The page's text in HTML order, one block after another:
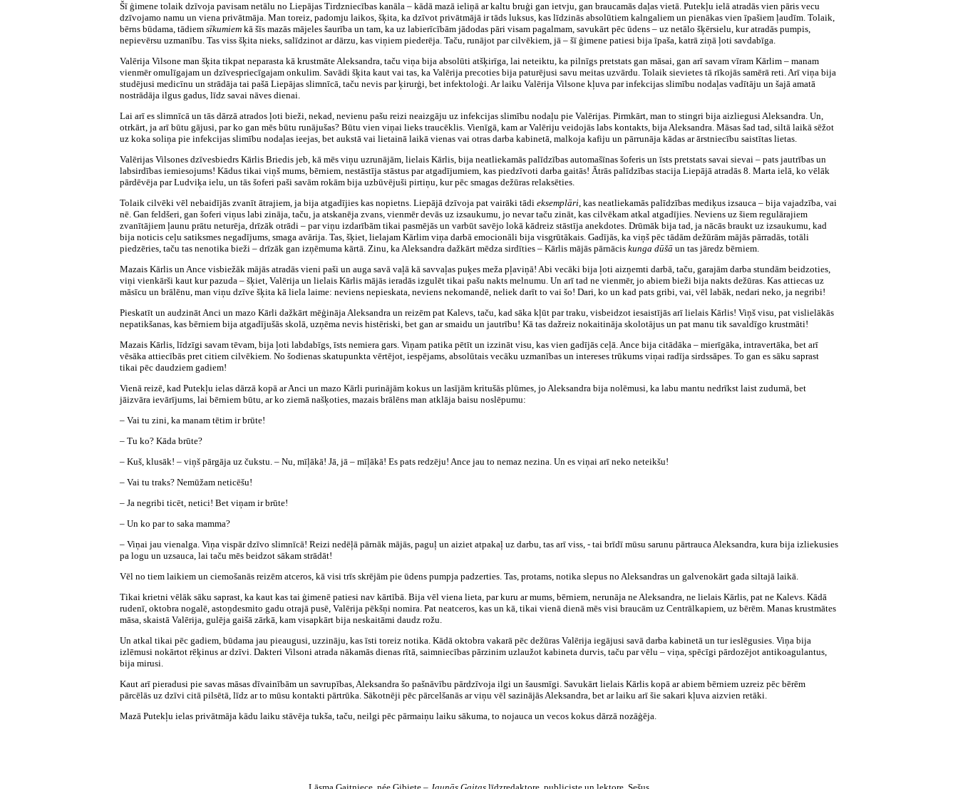
Šī ģimene tolaik dzīvoja pavisam netālu no Liepājas Tirdzniecības kanāla – kādā mazā ieliņā ar kaltu bruģi gan ietvju, gan braucamās daļas vietā. Putekļu ielā atradās vien pāris vecu
dzīvojamo namu un viena privātmāja. Man toreiz, padomju laikos, šķita, ka dzīvot privātmājā ir tāds luksus, kas līdzinās absolūtiem kalngaliem un pienākas vien īpašiem ļaudīm. Tolaik,
bērns būdama, tādiem sīkumiem kā šīs mazās mājeles šaurība un tam, ka uz labierīcībām jādodas pāri visam pagalmam, savukārt pēc ūdens – uz netālo šķērsielu, kur atradās pumpis,
nepievērsu uzmanību. Tas viss šķita nieks, salīdzinot ar dārzu, kas viņiem piederēja. Taču, runājot par cilvēkiem, jā – šī ģimene patiesi bija īpaša, katrā ziņā ļoti savdabīga.
Valērija Vilsone man šķita tikpat neparasta kā krustmāte Aleksandra, taču viņa bija absolūti atšķirīga, lai neteiktu, ka pilnīgs pretstats gan māsai, gan arī savam vīram Kārlim – manam
vienmēr omulīgajam un dzīvespriecīgajam onkulim. Savādi šķita kaut vai tas, ka Valērija precoties bija paturējusi savu meitas uzvārdu. Tolaik sievietes tā rīkojās samērā reti. Arī viņa bija
studējusi medicīnu un strādāja tai pašā Liepājas slimnīcā, taču nevis par ķirurģi, bet infektoloģi. Ar laiku Valērija Vilsone kļuva par infekcijas slimību nodaļas vadītāju un šajā amatā
nostrādāja ilgus gadus, līdz savai nāves dienai.
Lai arī es slimnīcā un tās dārzā atrados ļoti bieži, nekad, nevienu pašu reizi neaizgāju uz infekcijas slimību nodaļu pie Valērijas. Pirmkārt, man to stingri bija aizliegusi Aleksandra. Un,
otrkārt, ja arī būtu gājusi, par ko gan mēs būtu runājušas? Būtu vien viņai lieks traucēklis. Vienīgā, kam ar Valēriju veidojās labs kontakts, bija Aleksandra. Māsas šad tad, siltā laikā sēžot
uz koka soliņa pie infekcijas slimību nodaļas ieejas, bet aukstā vai lietainā laikā vienas vai otras darba kabinetā, malkoja kafiju un pārrunāja kādas ar ārstniecību saistītas lietas.
Valērijas Vilsones dzīvesbiedrs Kārlis Briedis jeb, kā mēs viņu uzrunājām, lielais Kārlis, bija neatliekamās palīdzības automašīnas šoferis un īsts pretstats savai sievai – pats jautrības un
labsirdības iemiesojums! Kādus tikai viņš mums, bērniem, nestāstīja stāstus par atgadījumiem, kas piedzīvoti darba gaitās! Ātrās palīdzības stacija Liepājā atradās 8. Marta ielā, ko vēlāk
pārdēvēja par Ludviķa ielu, un tās šoferi paši savām rokām bija uzbūvējuši pirtiņu, kur pēc smagas dežūras relaksēties.
Tolaik cilvēki vēl nebaidījās zvanīt ātrajiem, ja bija atgadījies kas nopietns. Liepājā dzīvoja pat vairāki tādi eksemplāri, kas neatliekamās palīdzības mediķus izsauca – bija vajadzība, vai
nē. Gan feldšeri, gan šoferi viņus labi zināja, taču, ja atskanēja zvans, vienmēr devās uz izsaukumu, jo nevar taču zināt, kas cilvēkam atkal atgadījies. Neviens uz šiem regulārajiem
zvanītājiem ļaunu prātu neturēja, drīzāk otrādi – par viņu izdarībām tikai pasmējās un varbūt savējo lokā kādreiz stāstīja anekdotes. Drūmāk bija tad, ja nācās braukt uz izsaukumu, kad
bija noticis ceļu satiksmes negadījums, smaga avārija. Tas, šķiet, lielajam Kārlim viņa darbā emocionāli bija visgrūtākais. Gadījās, ka viņš pēc tādām dežūrām mājās pārradās, totāli
piedzēries, taču tas nenotika bieži – drīzāk gan izņēmuma kārtā. Zinu, ka Aleksandra dažkārt mēdza sirdīties – Kārlis mājās pārnācis kunga dūšā un tas jāredz bērniem.
Mazais Kārlis un Ance visbiežāk mājās atradās vieni paši un auga savā vaļā kā savvaļas puķes meža pļaviņā! Abi vecāki bija ļoti aizņemti darbā, taču, garajām darba stundām beidzoties,
viņi vienkārši kaut kur pazuda – šķiet, Valērija un lielais Kārlis mājās ieradās izgulēt tikai pašu nakts melnumu. Un arī tad ne vienmēr, jo abiem bieži bija nakts dežūras. Kas attiecas uz
māsīcu un brālēnu, man viņu dzīve šķita kā liela laime: neviens nepieskata, neviens nekomandē, neliek darīt to vai šo! Dari, ko un kad pats gribi, vai, vēl labāk, nedari neko, ja negribi!
Pieskatīt un audzināt Anci un mazo Kārli dažkārt mēģināja Aleksandra un reizēm pat Kalevs, taču, kad sāka kļūt par traku, visbeidzot iesaistījās arī lielais Kārlis! Viņš visu, pat vislielākās
nepatikšanas, kas bērniem bija atgadījušās skolā, uzņēma nevis histēriski, bet gan ar smaidu un jautrību! Kā tas dažreiz nokaitināja skolotājus un pat manu tik savaldīgo krustmāti!
Mazais Kārlis, līdzīgi savam tēvam, bija ļoti labdabīgs, īsts nemiera gars. Viņam patika pētīt un izzināt visu, kas vien gadījās ceļā. Ance bija citādāka – mierīgāka, intravertāka, bet arī
vēsāka attiecībās pret citiem cilvēkiem. No šodienas skatupunkta vērtējot, iespējams, absolūtais vecāku uzmanības un intereses trūkums viņai radīja sirdssāpes. To gan es sāku saprast
tikai pēc daudziem gadiem!
Vienā reizē, kad Putekļu ielas dārzā kopā ar Anci un mazo Kārli purinājām kokus un lasījām kritušās plūmes, jo Aleksandra bija nolēmusi, ka labu mantu nedrīkst laist zudumā, bet
jāizvāra ievārījums, lai bērniem būtu, ar ko ziemā našķoties, mazais brālēns man atklāja baisu noslēpumu:
– Vai tu zini, ka manam tētim ir brūte!
– Tu ko? Kāda brūte?
– Kuš, klusāk! – viņš pārgāja uz čukstu. – Nu, mīļākā! Jā, jā – mīļākā! Es pats redzēju! Ance jau to nemaz nezina. Un es viņai arī neko neteikšu!
– Vai tu traks? Nemūžam neticēšu!
– Ja negribi ticēt, netici! Bet viņam ir brūte!
– Un ko par to saka mamma?
– Viņai jau vienalga. Viņa vispār dzīvo slimnīcā! Reizi nedēļā pārnāk mājās, paguļ un aiziet atpakaļ uz darbu, tas arī viss, - tai brīdī mūsu sarunu pārtrauca Aleksandra, kura bija izliekusies
pa logu un uzsauca, lai taču mēs beidzot sākam strādāt!
Vēl no tiem laikiem un ciemošanās reizēm atceros, kā visi trīs skrējām pie ūdens pumpja padzerties. Tas, protams, notika slepus no Aleksandras un galvenokārt gada siltajā laikā.
Tikai krietni vēlāk sāku saprast, ka kaut kas tai ģimenē patiesi nav kārtībā. Bija vēl viena lieta, par kuru ar mums, bērniem, nerunāja ne Aleksandra, ne lielais Kārlis, pat ne Kalevs. Kādā
rudenī, oktobra nogalē, astoņdesmito gadu otrajā pusē, Valērija pēkšņi nomira. Pat neatceros, kas un kā, tikai vienā dienā mēs visi braucām uz Centrālkapiem, uz bērēm. Manas krustmātes
māsa, skaistā Valērija, gulēja gaišā zārkā, kam visapkārt bija neskaitāmi daudz rožu.
Un atkal tikai pēc gadiem, būdama jau pieaugusi, uzzināju, kas īsti toreiz notika. Kādā oktobra vakarā pēc dežūras Valērija iegājusi savā darba kabinetā un tur ieslēgusies. Viņa bija
izlēmusi nokārtot rēķinus ar dzīvi. Dakteri Vilsoni atrada nākamās dienas rītā, saimniecības pārzinim uzlaužot kabineta durvis, taču par vēlu – viņa, spēcīgi pārdozējot antikoagulantus,
bija mirusi.
Kaut arī pieradusi pie savas māsas dīvainībām un savrupības, Aleksandra šo pašnāvību pārdzīvoja ilgi un šausmīgi. Savukārt lielais Kārlis kopā ar abiem bērniem uzreiz pēc bērēm
pārcēlās uz dzīvi citā pilsētā, līdz ar to mūsu kontakti pārtrūka. Sākotnēji pēc pārcelšanās ar viņu vēl sazinājās Aleksandra, bet ar laiku arī šie sakari kļuva aizvien retāki.
Mazā Putekļu ielas privātmāja kādu laiku stāvēja tukša, taču, neilgi pēc pārmaiņu laiku sākuma, to nojauca un vecos kokus dārzā nozāģēja.